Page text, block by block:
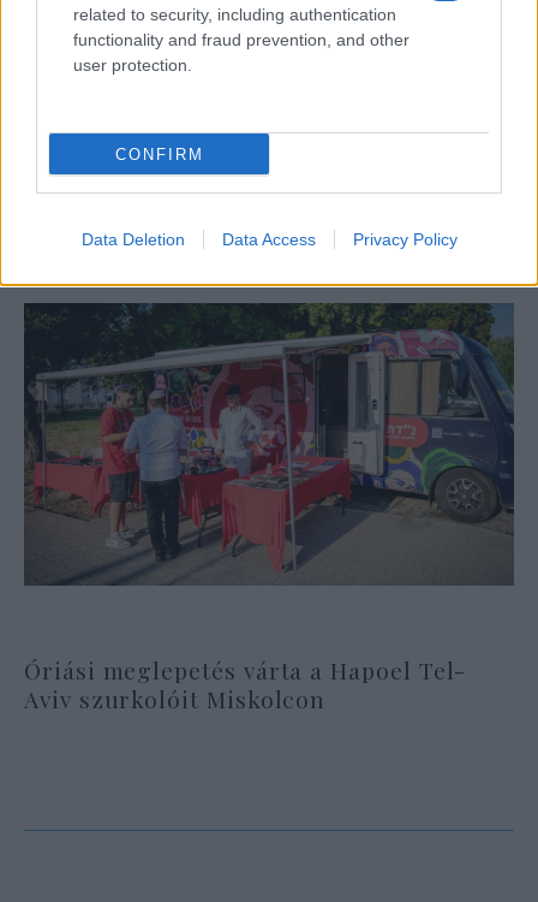
related to security, including authentication
functionality and fraud prevention, and other
user protection.
CONFIRM
Data Deletion Data Access Privacy Policy
Egy különleges családi járattal 140 új
alijázó érkezett Izraelbe
Óriási meglepetés várta a Hapoel Tel-
Aviv szurkolóit Miskolcon